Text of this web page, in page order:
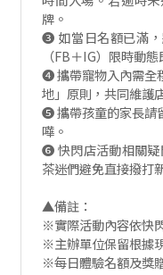
牌。
❸ 如當日名額已滿
（FB＋IG）限時動
❹ 攜帶寵物入內需全
地」原則，共同維護
❺ 攜帶孩童的家長請
嘩。
❻ 快閃店活動相關疑
茶迷們避免直接撥打
▲備註：
※實際活動內容依快
※主辦單位保留根據
※每日體驗名額及獎